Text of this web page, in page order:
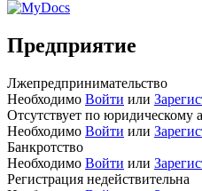
Предприятие
Лжепредпринимательство
Необходимо Войти или
Отсутствует по юридическому
Необходимо Войти или
Банкротство
Необходимо Войти или
Регистрация недействительна